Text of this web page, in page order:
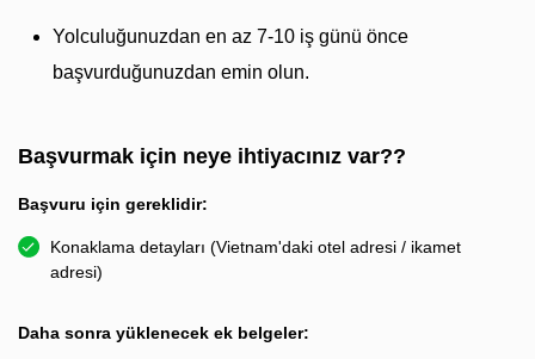
Yolculuğunuzdan en az 7-10 iş günü önce
başvurduğunuzdan emin olun.
Başvurmak için neye ihtiyacınız var??
Başvuru için gereklidir:
Konaklama detayları (Vietnam'daki otel adresi / ikamet
adresi)
Daha sonra yüklenecek ek belgeler: